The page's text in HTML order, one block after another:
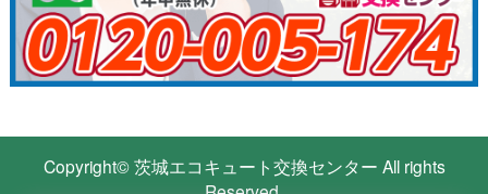
Copyright©茨城エコキュート交換センター All rights